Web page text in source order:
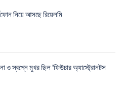
নিয়ে আসছে রিয়েলমি
ও স্বপ্নে মুখর ছিল 'ফিউচার অ্যাস্ট্রোনটস